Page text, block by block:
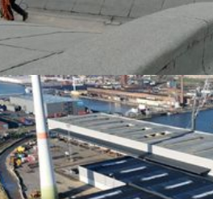
Molenbergnatie
Antwerpen, Antwerpen